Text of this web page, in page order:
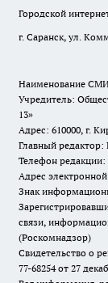
Городской
г. Саранск, ул.
Наименование
Учредитель:
13»
Адрес: 610000, г.
Главный
Телефон редакции:
Адрес
Знак
связи,
(Роскомнадзор)
Свидетельство о
77-68254 от 27